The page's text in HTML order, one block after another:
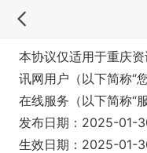
本协议仅适用于重庆
讯网用户（以下简称“
在线服务（以下简称“服
发布日期：2025-01-
生效日期：2025-01-